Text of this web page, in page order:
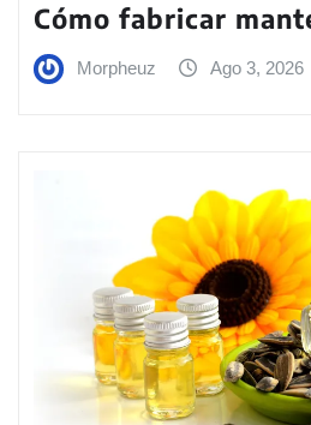
Cómo fabricar
Morpheuz Ago 3, 2026